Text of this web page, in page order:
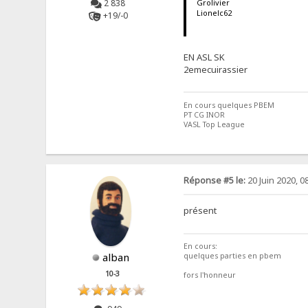
2 838
+19/-0
Grolivier
Lionelc62
EN ASL SK
2emecuirassier
En cours quelques PBEM
PT CG INOR
VASL Top League
alban
10-3
Réponse #5 le:20 Juin 2020,
présent
En cours:
quelques parties en pbem
fors l'honneur